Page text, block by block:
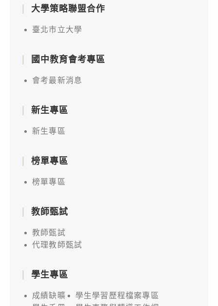
大學策略聯盟合作
臺北市立大學
國中教育會考專區
會考最新消息
新生專區
新生專區
榜單專區
榜單專區
教師甄試
教師甄試
代理教師甄試
學生專區
成績缺曠
學生學習歷程檔案專區